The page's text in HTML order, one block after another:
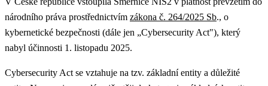
národního práva prostřednictvím zákona č. 264/2025 Sb., o
kybernetické bezpečnosti (dále jen „Cybersecurity Act"), který
nabyl účinnosti 1. listopadu 2025.
Cybersecurity Act se vztahuje na tzv. základní entity a důležité